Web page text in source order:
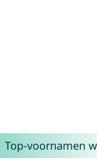
Top-voornamen